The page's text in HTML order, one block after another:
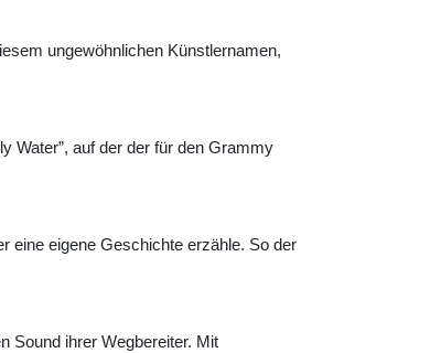
ungewöhnlichen Künstlernamen,
Water”, auf der der für den Grammy
eine eigene Geschichte erzähle. So der
Sound ihrer Wegbereiter. Mit